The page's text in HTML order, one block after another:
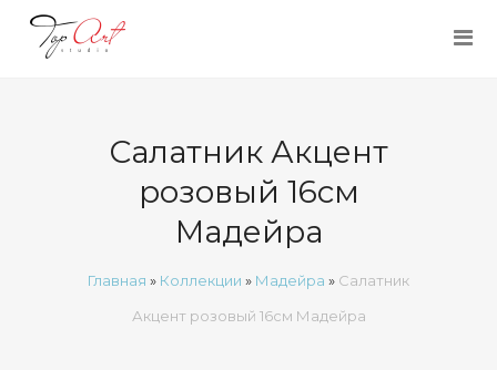
Салатник Акцент
розовый 16см
Мадейра
Главная » Коллекции » Мадейра » Салатник
Акцент розовый 16см Мадейра